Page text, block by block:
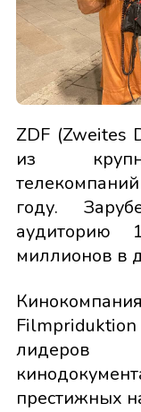
ZDF (Zweites
из
году.
аудиторию
миллионов в
престижных